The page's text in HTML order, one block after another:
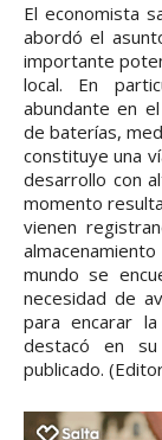
El economista
abordó el
importante
local. En
abundante en
de baterías,
constituye una
desarrollo con
momento
vienen
mundo se
necesidad de
para encarar la
destacó en su
publicado.